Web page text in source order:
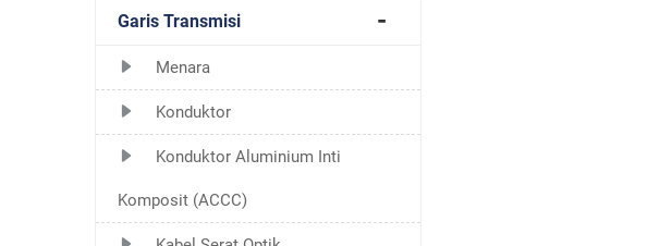
Garis Transmisi
Menara
Konduktor
Konduktor Aluminium Inti
Komposit (ACCC)